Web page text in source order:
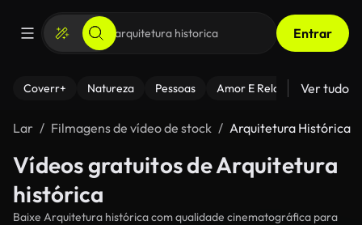
Entrar
Coverr+ Natureza Pessoas Amor E Relacionamentos
Ver tudo
Lar Filmagens de vídeo de stock Arquitetura Histórica
Vídeos gratuitos de Arquitetura
histórica
Baixe Arquitetura histórica com qualidade cinematográfica para